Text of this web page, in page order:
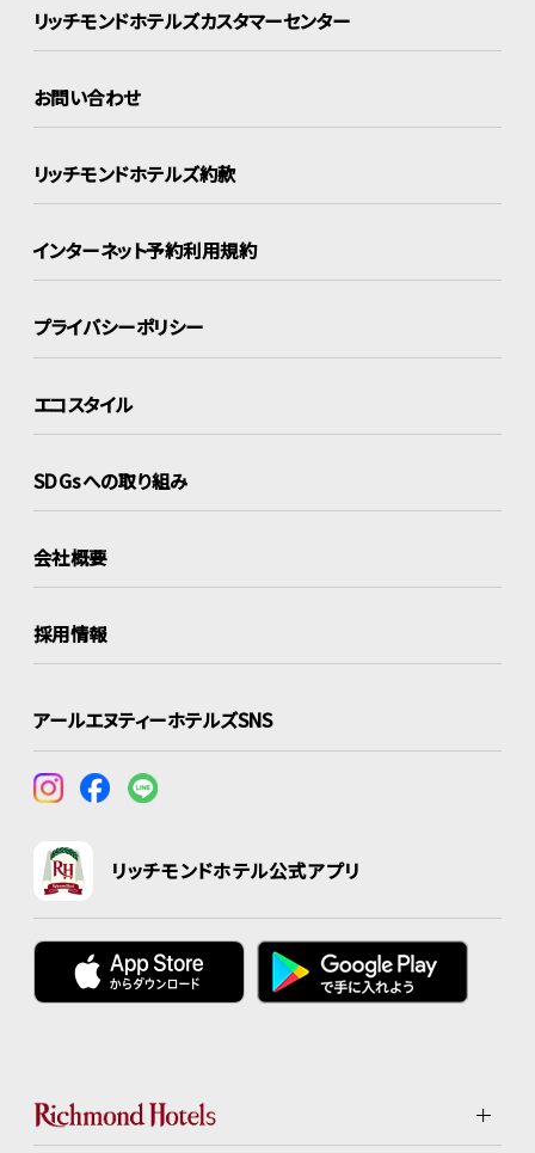
リッチモンドホテルズカスタマーセンター
お問い合わせ
リッチモンドホテルズ約款
インターネット予約利用規約
プライバシーポリシー
エコスタイル
SDGsへの取り組み
会社概要
採用情報
アールエヌティーホテルズSNS
リッチモンドホテル公式アプリ